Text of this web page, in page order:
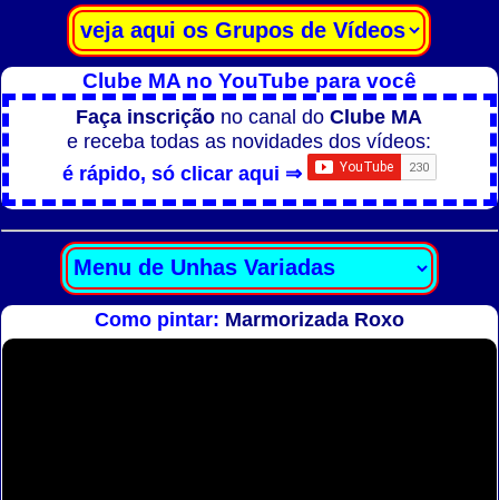
Clube MA no YouTube para você
Faça inscrição no canal doClube MA
e receba todas as novidades dos vídeos:
é rápido, só clicar aqui ⇒
Como pintar: Marmorizada Roxo